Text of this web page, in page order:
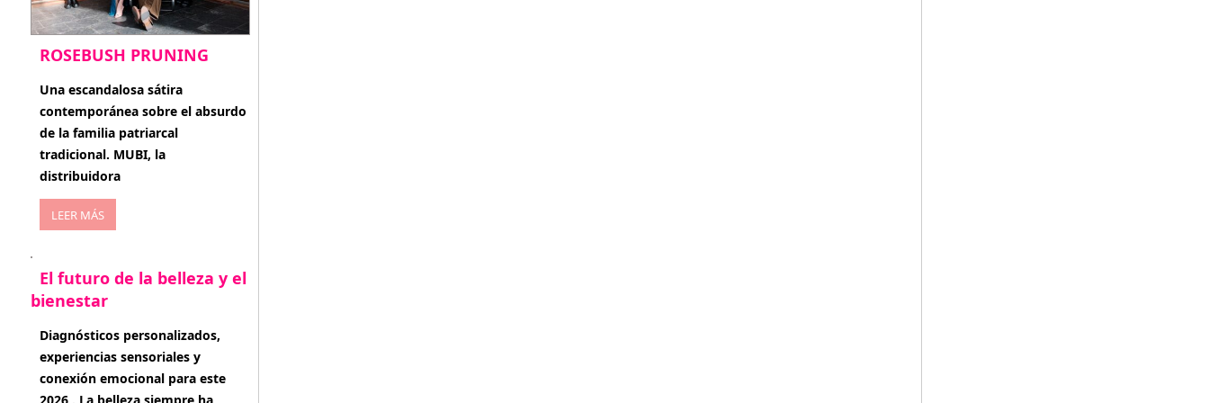
ROSEBUSH PRUNING
enero 20, 2026
Una escandalosa sátira
contemporánea sobre el absurdo
de la familia patriarcal
tradicional. MUBI, la
distribuidora
LEER MÁS
El futuro de la belleza y el
bienestar
enero 15, 2026
Diagnósticos personalizados,
experiencias sensoriales y
conexión emocional para este